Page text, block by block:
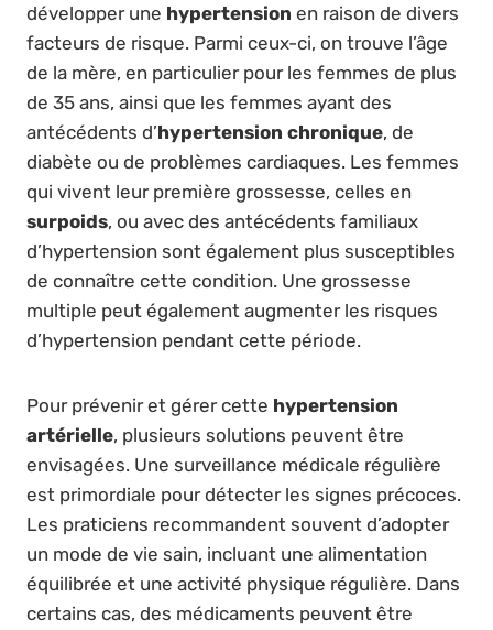
développer une hypertension en raison de divers
facteurs de risque. Parmi ceux-ci, on trouve l’âge
de la mère, en particulier pour les femmes de plus
de 35 ans, ainsi que les femmes ayant des
antécédents d’hypertension chronique, de
diabète ou de problèmes cardiaques. Les femmes
qui vivent leur première grossesse, celles en
surpoids, ou avec des antécédents familiaux
d’hypertension sont également plus susceptibles
de connaître cette condition. Une grossesse
multiple peut également augmenter les risques
d’hypertension pendant cette période.
Pour prévenir et gérer cette hypertension
artérielle, plusieurs solutions peuvent être
envisagées. Une surveillance médicale régulière
est primordiale pour détecter les signes précoces.
Les praticiens recommandent souvent d’adopter
un mode de vie sain, incluant une alimentation
équilibrée et une activité physique régulière. Dans
certains cas, des médicaments peuvent être